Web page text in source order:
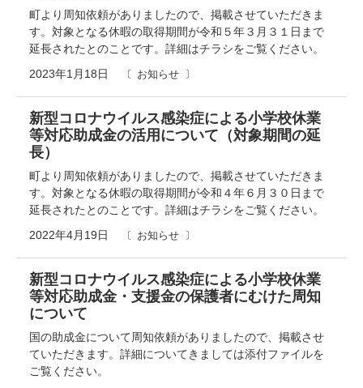
2023年1月18日 お知らせ
町より周知依頼がありましたので、掲載させていただきま
す。対象となる休暇の取得期間が令和５年３月３１日まで
延長されたとのことです。詳細はチラシをご覧ください。
2022年4月19日 お知らせ
新型コロナウイルス感染症による小学校休業
等対応助成金の活用について（対象期間の延
長）
町より周知依頼がありましたので、掲載させていただきま
す。対象となる休暇の取得期間が令和４年６月３０日まで
延長されたとのことです。詳細はチラシをご覧ください。
新型コロナウイルス感染症による小学校休業
等対応助成金・支援金の保護者にむけた周知
について
国の助成金について周知依頼がありましたので、掲載させ
ていただきます。詳細についてきましては添付ファイルを
ご覧ください。